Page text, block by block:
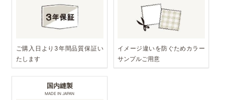
ご購入日より3年間品質保証い
たします
イメージ違いを防ぐためカラー
サンプルご用意
国内縫製
MADE IN JAPAN